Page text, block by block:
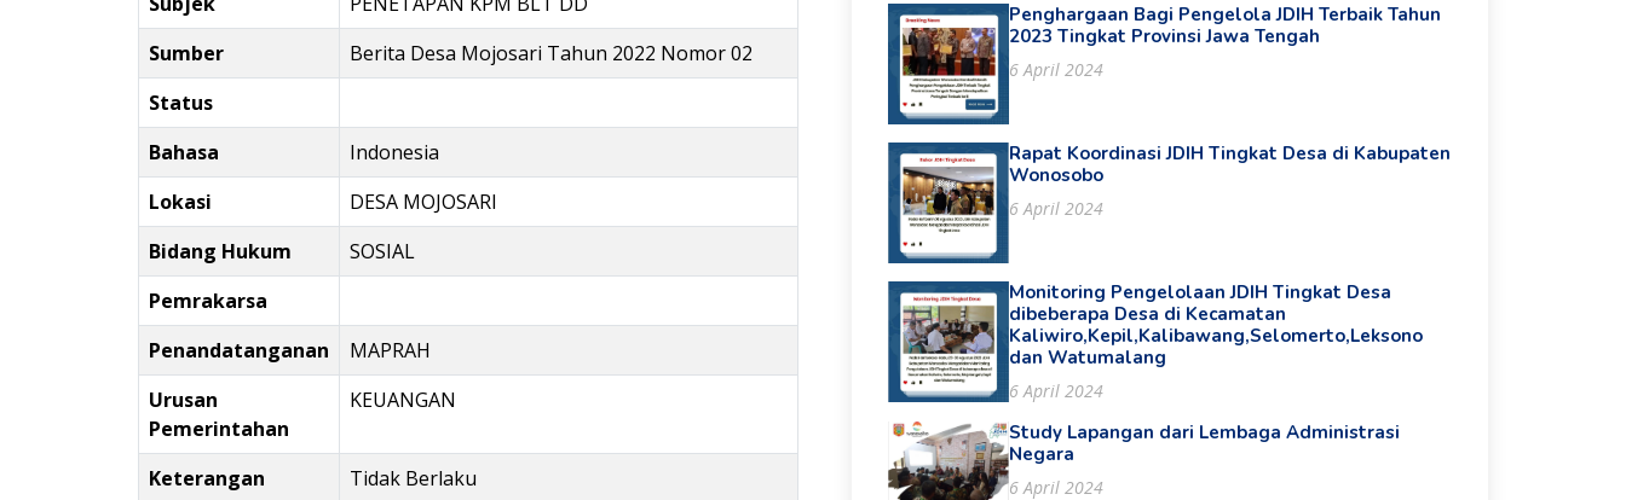
Sumber
Berita Desa Mojosari Tahun 2022 Nomor 02
Status
Bahasa
Indonesia
Lokasi
DESA MOJOSARI
Bidang Hukum
SOSIAL
Pemrakarsa
Penandatanganan
MAPRAH
Urusan
Pemerintahan
KEUANGAN
Keterangan Tidak Berlaku
Penghargaan Bagi Pengelola JDIH Terbaik Tahun
2023 Tingkat Provinsi Jawa Tengah
6 April 2024
Rapat Koordinasi JDIH Tingkat Desa di Kabupaten
Wonosobo
6 April 2024
Monitoring Pengelolaan JDIH Tingkat Desa
dibeberapa Desa di Kecamatan
Kaliwiro,Kepil,Kalibawang,Selomerto,Leksono
dan Watumalang
6 April 2024
Study Lapangan dari Lembaga Administrasi
Negara
6 April 2024